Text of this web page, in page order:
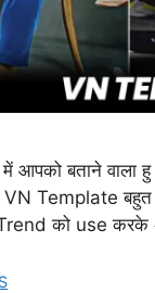
में आपको बताने
VN Template बहुत
को use करके